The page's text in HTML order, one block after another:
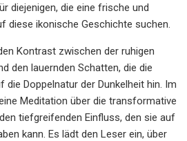
diejenigen, die eine frische und
diese ikonische Geschichte suchen.
Kontrast zwischen der ruhigen
den lauernden Schatten, die die
Doppelnatur der Dunkelheit hin. Im
Meditation über die transformative
tiefgreifenden Einfluss, den sie auf
kann. Es lädt den Leser ein, über